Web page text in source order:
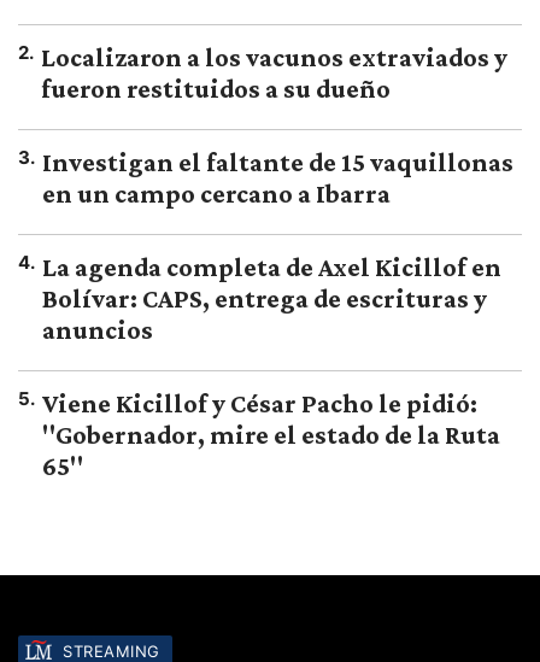
2. Localizaron a los vacunos extraviados y
fueron restituidos a su dueño
3. Investigan el faltante de 15 vaquillonas
en un campo cercano a Ibarra
4. La agenda completa de Axel Kicillof en
Bolívar: CAPS, entrega de escrituras y
anuncios
5. Viene Kicillof y César Pacho le pidió:
"Gobernador, mire el estado de la Ruta
65"
STREAMING